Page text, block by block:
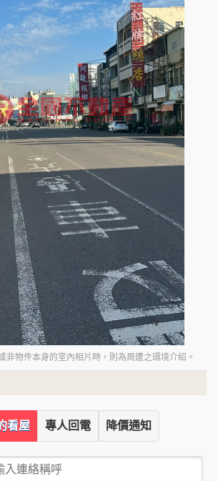
非物件本身的室內相片時，則為周遭之環境介紹。
看屋 專人回電 降價通知